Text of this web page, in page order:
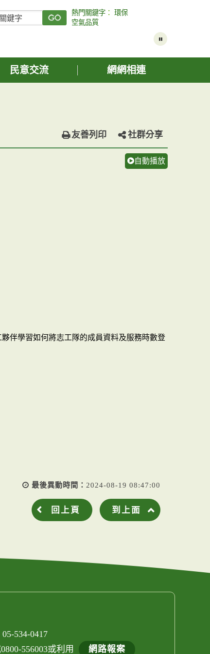
熱門關鍵字 ：環保
空氣品質
民意交流 網網相連
友善列印 社群分享
自動播放
伴學習如何將志工隊的成員資料及服務時數登
最後異動時間： 2024-08-19 08:47:00
回上頁 到上面
534-0417
556003或利用
網路報案